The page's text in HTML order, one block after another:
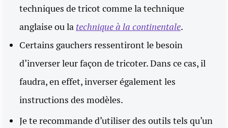
techniques de tricot comme la technique
anglaise ou la technique à la continentale.
Certains gauchers ressentiront le besoin
d’inverser leur façon de tricoter. Dans ce cas, il
faudra, en effet, inverser également les
instructions des modèles.
Je te recommande d’utiliser des outils tels qu’un